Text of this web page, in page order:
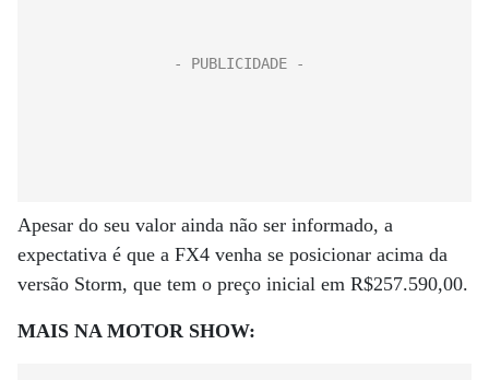
Apesar do seu valor ainda não ser informado, a
expectativa é que a FX4 venha se posicionar acima da
versão Storm, que tem o preço inicial em R$257.590,00.
MAIS NA MOTOR SHOW: